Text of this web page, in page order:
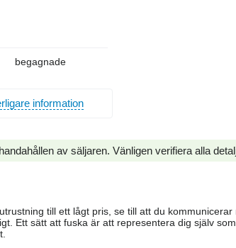
begagnade
information
av säljaren. Vänligen verifiera alla
till ett lågt pris, se till att du
Ett sätt att fuska är att representera dig själv